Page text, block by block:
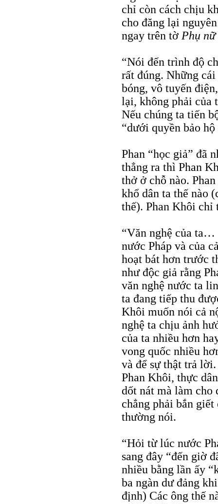
chỉ còn cách chịu
cho đăng lại
ngay trên tờ Phụ
“Nói đến trình độ
rất đúng. Những
bóng, vô tuyến
lại, không phải của
Nếu chúng ta tiến
“dưới quyền bảo
Phan “học giả” đã
thẳng ra thì Phan
thở ở chỗ nào.
khổ dân ta thế nào
thế). Phan Khôi chỉ
“Văn nghệ của ta…
nước Pháp và của
hoạt bát hơn trước
như độc giả rằng
văn nghệ nước ta
ta đang tiếp thu
Khôi muốn nói cả
nghệ ta chịu ảnh
của ta nhiều hơn
vong quốc nhiều
và để sự thật trả
Phan Khôi, thực
dốt nát mà làm cho
chẳng phải bắn
thường nói.
“Hỏi từ lúc nước
sang đây “đến giờ
nhiều bằng lần ấy
ba ngàn dư đảng
định) Các ông thế